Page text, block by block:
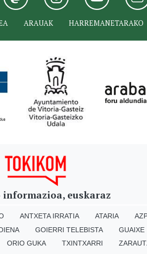
ARAUAK HARREMANETARAKO
informazioa, euskaraz
ANTXETA IRRATIA ATARIA
GOIERRI TELEBISTA GUAIXE
ORIO GUKA TXINTXARRI